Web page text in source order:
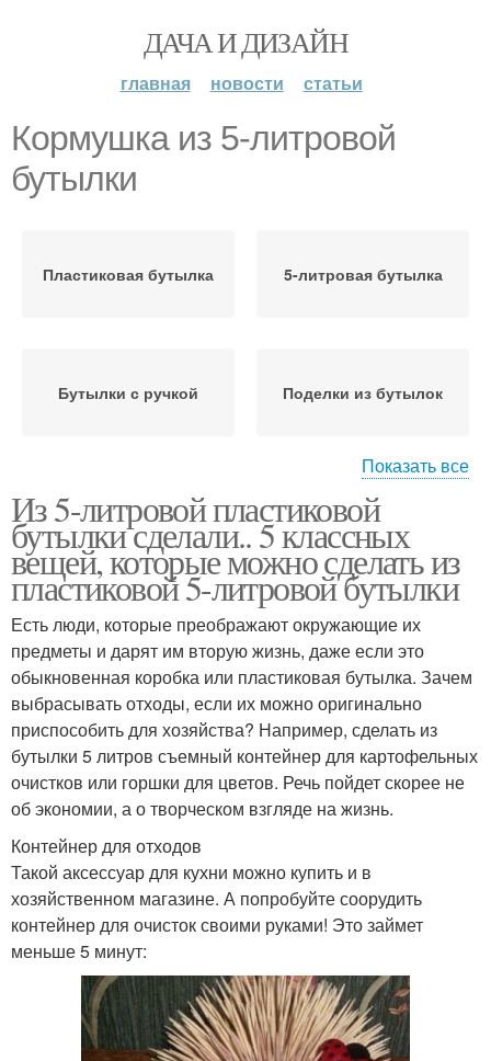
ДАЧА И ДИЗАЙН
главная новости статьи
Кормушка из 5-литровой
бутылки
Пластиковая бутылка 5-литровая бутылка
Бутылки с ручкой Поделки из бутылок
пластиковых бутылок
Бутылки для сада
Птички из бутылок Пластиковые бутылки
Поделка из
пластиковой бутылки
Бутылки для детского
сада
Кормушка для птиц Клумба из бутылок
Бордюр из
пластиковых бутылок
Ваза из пластиковой
бутылки
Показать все
Из 5-литровой пластиковой
бутылки сделали.. 5 классных
вещей, которые можно сделать из
пластиковой 5-литровой бутылки
Есть люди, которые преображают окружающие их
предметы и дарят им вторую жизнь, даже если это
обыкновенная коробка или пластиковая бутылка. Зачем
выбрасывать отходы, если их можно оригинально
приспособить для хозяйства? Например, сделать из
бутылки 5 литров съемный контейнер для картофельных
очистков или горшки для цветов. Речь пойдет скорее не
об экономии, а о творческом взгляде на жизнь.
Контейнер для отходов
Такой аксессуар для кухни можно купить и в
хозяйственном магазине. А попробуйте соорудить
контейнер для очисток своими руками! Это займет
меньше 5 минут: